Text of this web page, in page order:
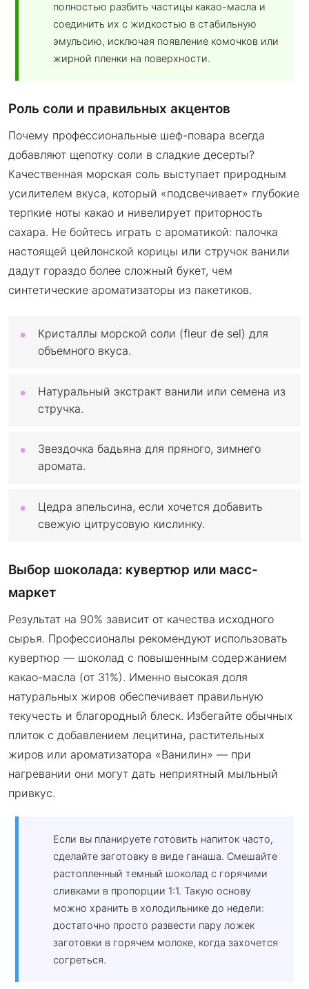
полностью разбить частицы какао-масла и
соединить их с жидкостью в стабильную
эмульсию, исключая появление комочков или
жирной пленки на поверхности.
Роль соли и правильных акцентов
Почему профессиональные шеф-повара всегда
добавляют щепотку соли в сладкие десерты?
Качественная морская соль выступает природным
усилителем вкуса, который «подсвечивает» глубокие
терпкие ноты какао и нивелирует приторность
сахара. Не бойтесь играть с ароматикой: палочка
настоящей цейлонской корицы или стручок ванили
дадут гораздо более сложный букет, чем
синтетические ароматизаторы из пакетиков.
Кристаллы морской соли (fleur de sel) для
объемного вкуса.
Натуральный экстракт ванили или семена из
стручка.
Звездочка бадьяна для пряного, зимнего
аромата.
Цедра апельсина, если хочется добавить
свежую цитрусовую кислинку.
Выбор шоколада: кувертюр или масс-
маркет
Результат на 90% зависит от качества исходного
сырья. Профессионалы рекомендуют использовать
кувертюр — шоколад с повышенным содержанием
какао-масла (от 31%). Именно высокая доля
натуральных жиров обеспечивает правильную
текучесть и благородный блеск. Избегайте обычных
плиток с добавлением лецитина, растительных
жиров или ароматизатора «Ванилин» — при
нагревании они могут дать неприятный мыльный
привкус.
Если вы планируете готовить напиток часто,
сделайте заготовку в виде ганаша. Смешайте
растопленный темный шоколад с горячими
сливками в пропорции 1:1. Такую основу
можно хранить в холодильнике до недели:
достаточно просто развести пару ложек
заготовки в горячем молоке, когда захочется
согреться.